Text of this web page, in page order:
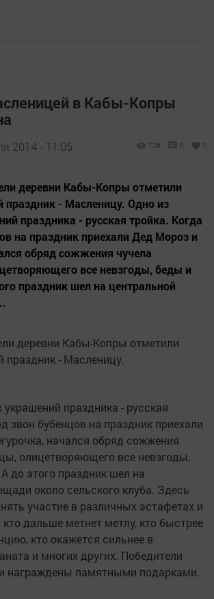
в Кабы-Копры
2014 - 11:05 726 0 0
деревни Кабы-Копры отметили
праздник - Масленицу. Одно из
праздника - русская тройка. Когда
на праздник приехали Дед Мороз и
обряд сожжения чучела
все невзгоды, беды и
праздник шел на центральной
деревни Кабы-Копры отметили
праздник - Масленицу.
праздника - русская
звон бубенцов на праздник приехали
начался обряд сожжения
олицетворяющего все невзгоды,
до этого праздник шел на
около сельского клуба. Здесь
участие в различных эстафетах и
дальше метнет метлу, кто быстрее
кто окажется сильнее в
и многих других. Победители
награждены памятными подарками.